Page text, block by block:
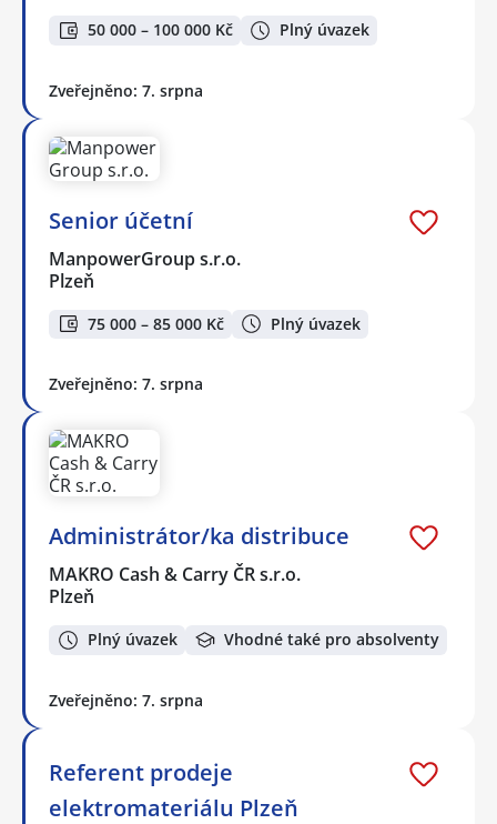
50 000 – 100 000 Kč Plný úvazek
Zveřejněno: 7. srpna
Senior účetní
ManpowerGroup s.r.o.
Plzeň
75 000 – 85 000 Kč Plný úvazek
Zveřejněno: 7. srpna
Administrátor/ka distribuce
MAKRO Cash & Carry ČR s.r.o.
Plzeň
Plný úvazek Vhodné také pro absolventy
Zveřejněno: 7. srpna
Referent prodeje
elektromateriálu Plzeň